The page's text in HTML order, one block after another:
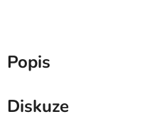
Popis
Diskuze